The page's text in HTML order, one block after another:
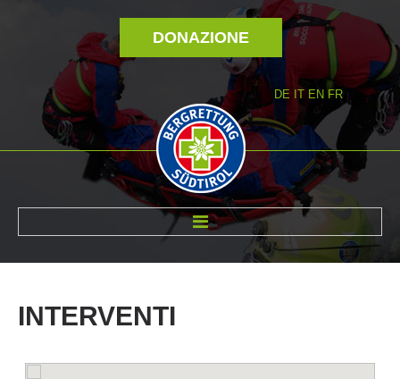
DONAZIONE
DE IT EN FR
INTERVENTI